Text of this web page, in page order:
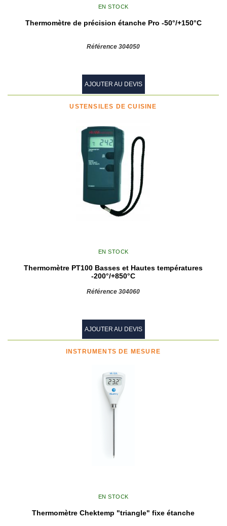
EN STOCK
Thermomètre de précision étanche Pro -50°/+150°C
Référence 304050
AJOUTER AU DEVIS
USTENSILES DE CUISINE
EN STOCK
Thermomètre PT100 Basses et Hautes températures
-200°/+850°C
Référence 304060
AJOUTER AU DEVIS
INSTRUMENTS DE MESURE
EN STOCK
Thermomètre Chektemp "triangle" fixe étanche